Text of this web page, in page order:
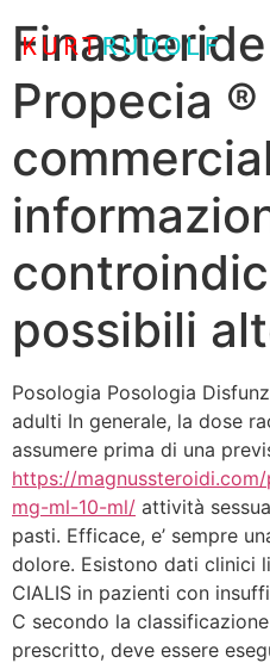
Propecia
possibili
Posologia Posologia
adulti In generale, la dose
assumere prima di una
https://
mg-ml-10-ml/ attività
pasti. Efficace, e’ sempre
dolore. Esistono dati clinici
CIALIS in pazienti con
C secondo la
prescritto, deve essere